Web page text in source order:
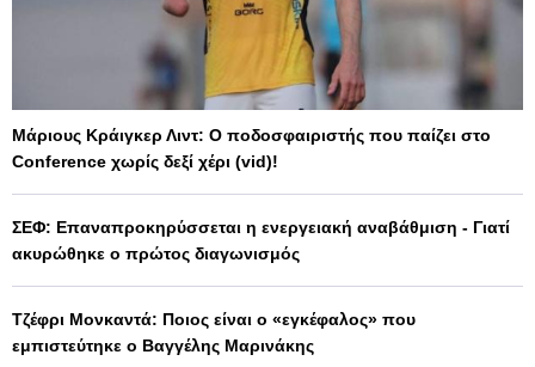
Μάριους Κράιγκερ Λιντ: Ο ποδοσφαιριστής που παίζει στο
Conference χωρίς δεξί χέρι (vid)!
ΣΕΦ: Επαναπροκηρύσσεται η ενεργειακή αναβάθμιση - Γιατί
ακυρώθηκε ο πρώτος διαγωνισμός
Τζέφρι Μονκαντά: Ποιος είναι ο «εγκέφαλος» που
εμπιστεύτηκε ο Βαγγέλης Μαρινάκης